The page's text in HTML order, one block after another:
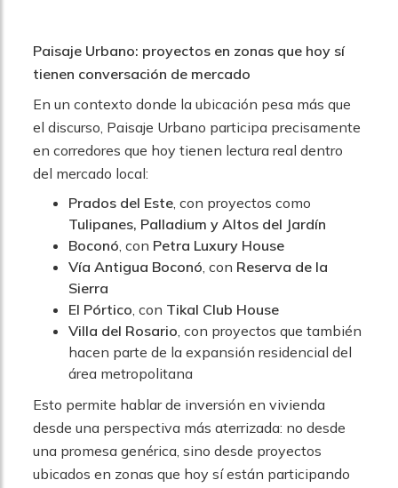
Paisaje Urbano: proyectos en zonas que hoy sí
tienen conversación de mercado
En un contexto donde la ubicación pesa más que
el discurso, Paisaje Urbano participa precisamente
en corredores que hoy tienen lectura real dentro
del mercado local:
Prados del Este , con proyectos como
Tulipanes, Palladium y Altos del Jardín
Boconó , con Petra Luxury House
Vía Antigua Boconó , con Reserva de la
Sierra
El Pórtico , con Tikal Club House
Villa del Rosario , con proyectos que también
hacen parte de la expansión residencial del
área metropolitana
Esto permite hablar de inversión en vivienda
desde una perspectiva más aterrizada: no desde
una promesa genérica, sino desde proyectos
ubicados en zonas que hoy sí están participando